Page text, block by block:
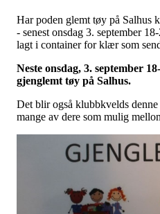
Har poden glemt tøy på Salhus
- senest onsdag 3. september
lagt i container for klær som
Neste onsdag, 3. september
gjenglemt tøy på Salhus.
Det blir også klubbkvelds denne
mange av dere som mulig